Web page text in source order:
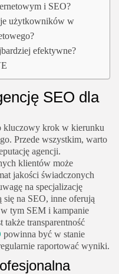
i SEO?
użytkowników w
efektywne?
SEO dla
kluczowy krok w kierunku
Przede wszystkim, warto
agencji.
klientów może
jakości świadczonych
na specjalizację
się na SEO, inne oferują
tym SEM i kampanie
także transparentność
powinna być w stanie
raportować wyniki.